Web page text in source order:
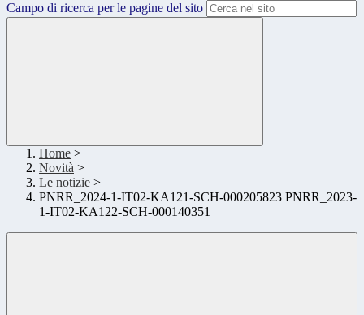
Campo di ricerca per le pagine del sito
Home >
Novità >
Le notizie >
PNRR_2024-1-IT02-KA121-SCH-000205823 PNRR_2023-
1-IT02-KA122-SCH-000140351